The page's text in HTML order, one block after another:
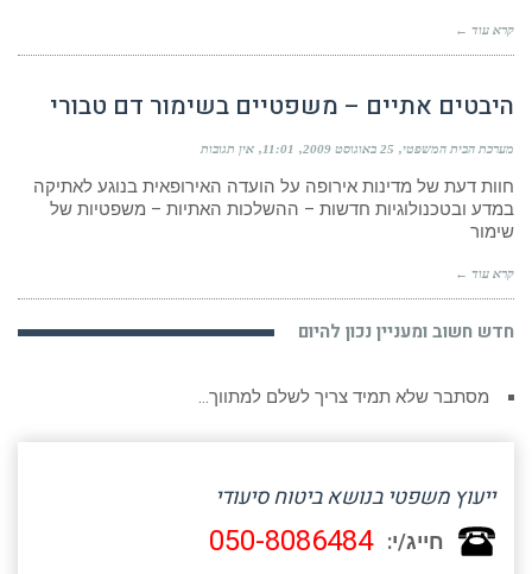
קרא עוד ←
היבטים אתיים – משפטיים בשימור דם טבורי
מערכת הבית המשפטי 25 באוגוסט 2009 11:01 אין תגובות
חוות דעת של מדינות אירופה על הועדה האירופאית בנוגע לאתיקה
במדע ובטכנולוגיות חדשות – ההשלכות האתיות – משפטיות של
שימור
קרא עוד ←
חדש חשוב ומעניין נכון להיום
מסתבר שלא תמיד צריך לשלם למתווך…
ייעוץ משפטי בנושא ביטוח סיעודי
חייג/י: 050-8086484